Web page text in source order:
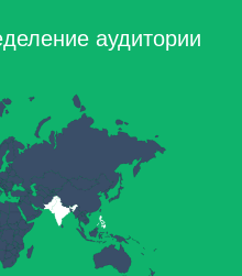
аудитории